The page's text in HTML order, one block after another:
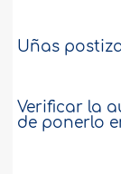
Uñas
Verificar la
de ponerlo